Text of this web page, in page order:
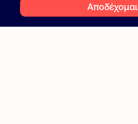
2026 Flatcake. All rights reservedΑποδέχομαι